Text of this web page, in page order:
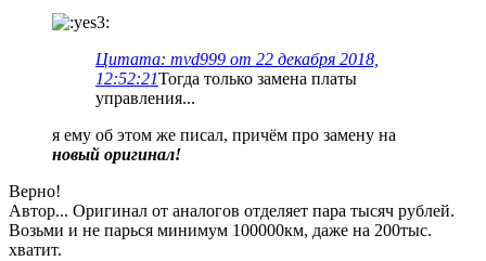
Цитата: mvd999 от 22 декабря 2018,
12:52:21Тогда только замена платы
управления...
я ему об этом же писал, причём про замену на
новый оригинал!
Верно!
Автор... Оригинал от аналогов отделяет пара тысяч рублей.
Возьми и не парься минимум 100000км, даже на 200тыс.
хватит.